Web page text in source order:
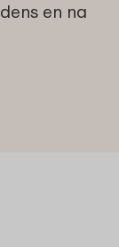
en na